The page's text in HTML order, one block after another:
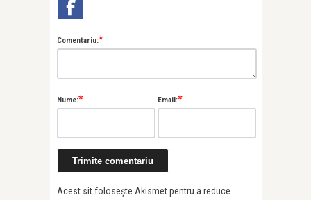
Comentariu:*
Nume:* Email:*
Acest sit folosește Akismet pentru a reduce